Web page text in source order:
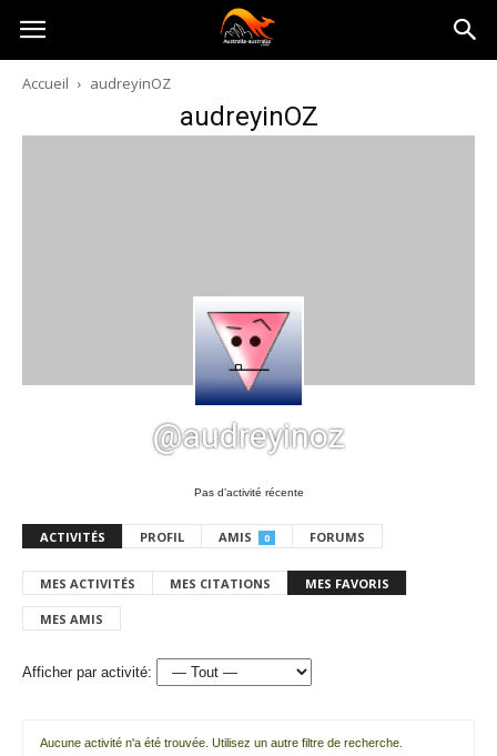
Australia-
australie.com
Accueil audreyinOZ
audreyinOZ
@audreyinoz
Pas d’activité récente
ACTIVITÉS PROFIL AMIS 0 FORUMS
MES ACTIVITÉS MES CITATIONS MES FAVORIS
MES AMIS
Afficher par activité:
Aucune activité n'a été trouvée. Utilisez un autre filtre de recherche.